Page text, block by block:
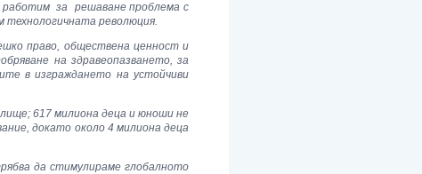
работим за решаване проблема с
технологичната революция.
право, обществена ценност и
на здравеопазването, за
в изграждането на устойчиви
617 милиона деца и юноши не
докато около 4 милиона деца
да стимулираме глобалното